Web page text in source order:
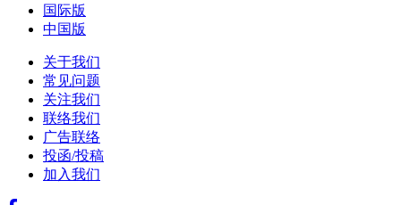
国际版
中国版
关于我们
常见问题
关注我们
联络我们
广告联络
投函/投稿
加入我们